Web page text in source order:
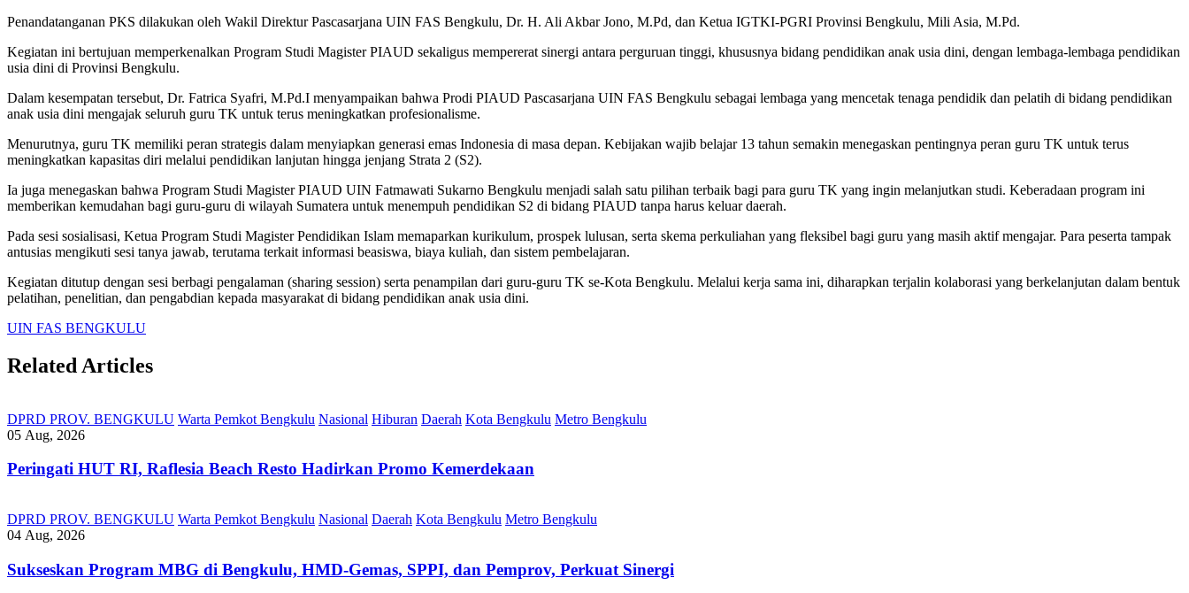
Penandatanganan PKS dilakukan oleh Wakil Direktur Pascasarjana UIN FAS Bengkulu, Dr. H. Ali Akbar Jono, M.Pd, dan Ketua IGTKI-PGRI Provinsi Bengkulu, Mili Asia, M.Pd.
Kegiatan ini bertujuan memperkenalkan Program Studi Magister PIAUD sekaligus mempererat sinergi antara perguruan tinggi, khususnya bidang pendidikan anak usia dini, dengan lembaga-lembaga pendidikan
usia dini di Provinsi Bengkulu.
Dalam kesempatan tersebut, Dr. Fatrica Syafri, M.Pd.I menyampaikan bahwa Prodi PIAUD Pascasarjana UIN FAS Bengkulu sebagai lembaga yang mencetak tenaga pendidik dan pelatih di bidang pendidikan
anak usia dini mengajak seluruh guru TK untuk terus meningkatkan profesionalisme.
Menurutnya, guru TK memiliki peran strategis dalam menyiapkan generasi emas Indonesia di masa depan. Kebijakan wajib belajar 13 tahun semakin menegaskan pentingnya peran guru TK untuk terus
meningkatkan kapasitas diri melalui pendidikan lanjutan hingga jenjang Strata 2 (S2).
Ia juga menegaskan bahwa Program Studi Magister PIAUD UIN Fatmawati Sukarno Bengkulu menjadi salah satu pilihan terbaik bagi para guru TK yang ingin melanjutkan studi. Keberadaan program ini
memberikan kemudahan bagi guru-guru di wilayah Sumatera untuk menempuh pendidikan S2 di bidang PIAUD tanpa harus keluar daerah.
Pada sesi sosialisasi, Ketua Program Studi Magister Pendidikan Islam memaparkan kurikulum, prospek lulusan, serta skema perkuliahan yang fleksibel bagi guru yang masih aktif mengajar. Para peserta tampak
antusias mengikuti sesi tanya jawab, terutama terkait informasi beasiswa, biaya kuliah, dan sistem pembelajaran.
Kegiatan ditutup dengan sesi berbagi pengalaman (sharing session) serta penampilan dari guru-guru TK se-Kota Bengkulu. Melalui kerja sama ini, diharapkan terjalin kolaborasi yang berkelanjutan dalam bentuk
pelatihan, penelitian, dan pengabdian kepada masyarakat di bidang pendidikan anak usia dini.
UIN FAS BENGKULU
Related Articles
DPRD PROV. BENGKULU Warta Pemkot Bengkulu Nasional Hiburan Daerah Kota Bengkulu Metro Bengkulu
05 Aug, 2026
Peringati HUT RI, ‎Raflesia Beach Resto Hadirkan Promo Kemerdekaan
DPRD PROV. BENGKULU Warta Pemkot Bengkulu Nasional Daerah Kota Bengkulu Metro Bengkulu
04 Aug, 2026
Sukseskan Program MBG di Bengkulu, HMD-Gemas, SPPI, dan Pemprov, Perkuat Sinergi